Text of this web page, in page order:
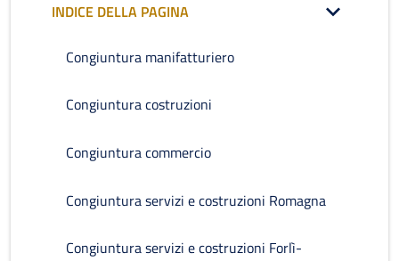
INDICE DELLA PAGINA
Congiuntura manifatturiero
Congiuntura costruzioni
Congiuntura commercio
Congiuntura servizi e costruzioni Romagna
Congiuntura servizi e costruzioni Forlì-